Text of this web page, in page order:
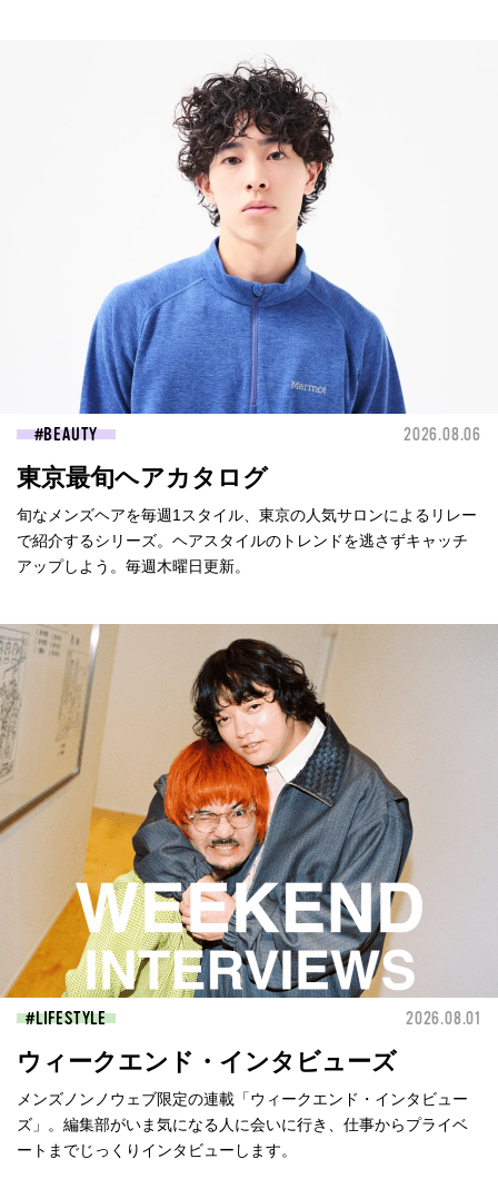
BEAUTY 2026.08.06
東京最旬ヘアカタログ
旬なメンズヘアを毎週1スタイル、東京の人気サロンによるリレー
で紹介するシリーズ。ヘアスタイルのトレンドを逃さずキャッチ
アップしよう。毎週木曜日更新。
LIFESTYLE 2026.08.01
ウィークエンド・インタビューズ
メンズノンノウェブ限定の連載「ウィークエンド・インタビュー
ズ」。編集部がいま気になる人に会いに行き、仕事からプライベ
ートまでじっくりインタビューします。